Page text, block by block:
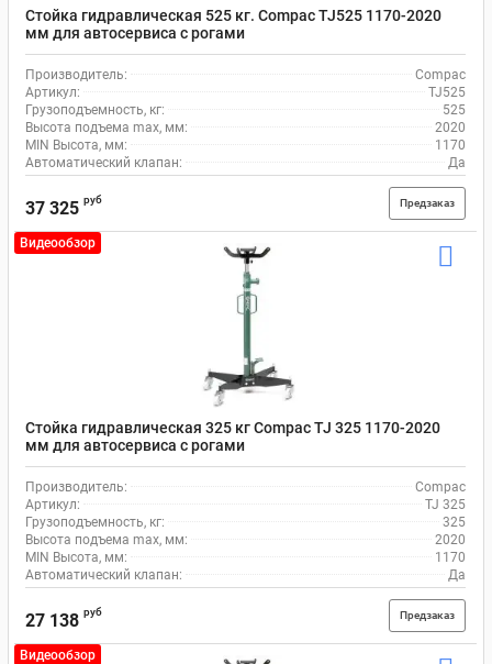
Стойка гидравлическая 525 кг. Compac TJ525 1170-2020
мм для автосервиса с рогами
Производитель:
Compac
Артикул:
TJ525
Грузоподъемность, кг:
525
Высота подъема max, мм:
2020
MIN Высота, мм:
1170
Автоматический клапан:
Да
37 325 руб Предзаказ
Видеообзор
Стойка гидравлическая 325 кг Compaс TJ 325 1170-2020
мм для автосервиса с рогами
Производитель:
Compac
Артикул:
TJ 325
Грузоподъемность, кг:
325
Высота подъема max, мм:
2020
MIN Высота, мм:
1170
Автоматический клапан:
Да
27 138 руб Предзаказ
Видеообзор